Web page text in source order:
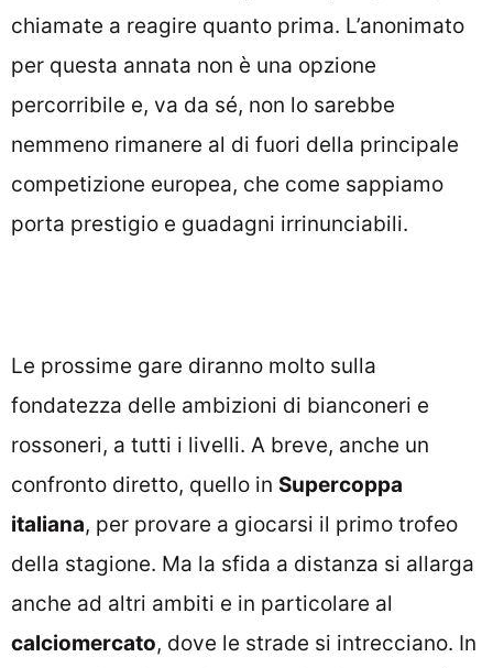
chiamate a reagire quanto prima. L’anonimato
per questa annata non è una opzione
percorribile e, va da sé, non lo sarebbe
nemmeno rimanere al di fuori della principale
competizione europea, che come sappiamo
porta prestigio e guadagni irrinunciabili.
Le prossime gare diranno molto sulla
fondatezza delle ambizioni di bianconeri e
rossoneri, a tutti i livelli. A breve, anche un
confronto diretto, quello in Supercoppa
italiana, per provare a giocarsi il primo trofeo
della stagione. Ma la sfida a distanza si allarga
anche ad altri ambiti e in particolare al
calciomercato, dove le strade si intrecciano. In